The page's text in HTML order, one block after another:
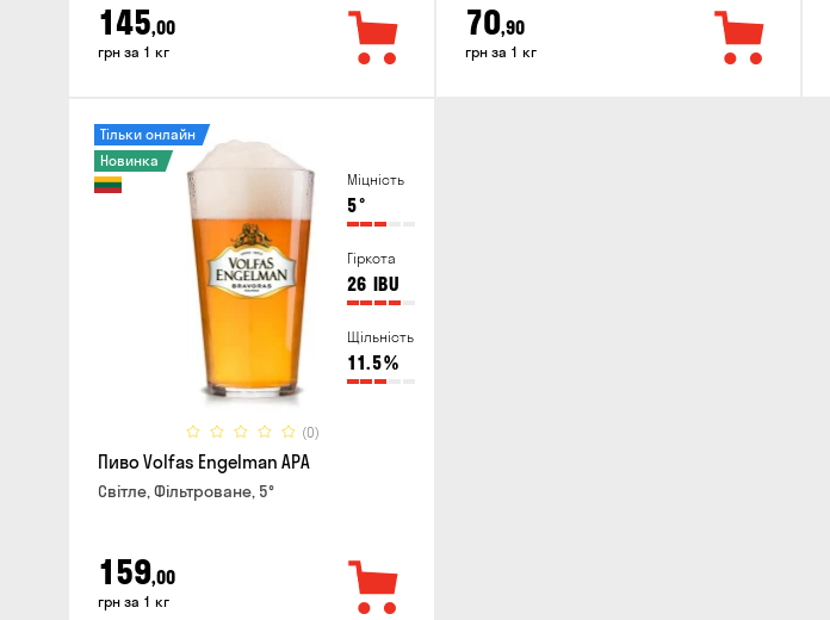
145,00
грн за 1 кг
70,90
грн за 1 кг
Міцність
5°
Гіркота
26 IBU
Щільність
11.5%
(0)
Тільки онлайн
Новинка
Пиво Volfas Engelman APA
Світле, Фільтроване, 5°
159,00
грн за 1 кг